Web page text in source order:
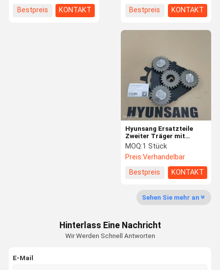
Fabrik-
Ausflug
Qualitätskon
Trolle
Treten Sie
Fordern Sie
Ein Zitat
Bagger-Dichtungs-Ausrüstungen
Bagger-Buchsen und Stifte
Bagger-Kabinen-Teile
Bestpreis
KONTAKT
Bestpreis
KONTAKT
Hyunsang Ersatzteile
Zweiter Träger mit
Sonnenantrieb für HD512
Baumaschinen
MOQ:1 Stück
Preis:Verhandelbar
Bestpreis
KONTAKT
Sehen Sie mehr an
Hinterlass Eine Nachricht
Wir Werden Schnell Antworten
E-Mail